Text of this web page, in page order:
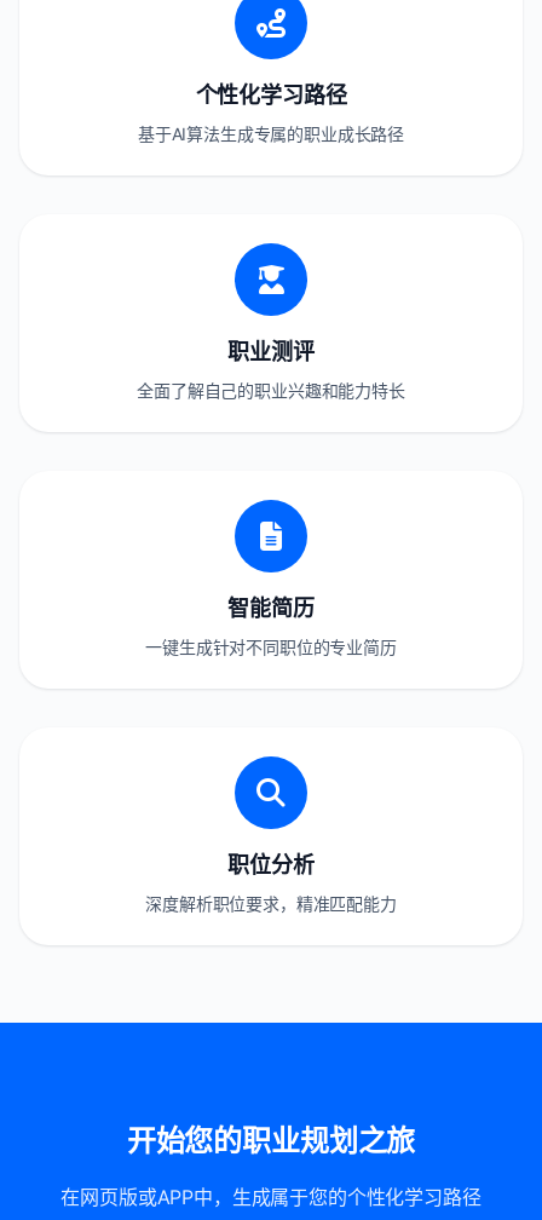
个性化学习路径
基于AI算法生成专属的职业成长路径
职业测评
全面了解自己的职业兴趣和能力特长
智能简历
一键生成针对不同职位的专业简历
职位分析
深度解析职位要求，精准匹配能力
开始您的职业规划之旅
在网页版或APP中，生成属于您的个性化学习路径